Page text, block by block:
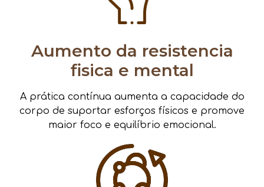
Aumento da resistencia
fisica e mental
A prática contínua aumenta a capacidade do
corpo de suportar esforços físicos e promove
maior foco e equilíbrio emocional.